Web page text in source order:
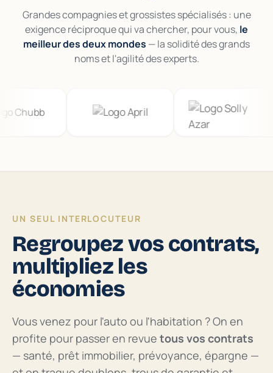
Grandes compagnies et grossistes spécialisés : une
exigence réciproque qui va chercher, pour vous, le
meilleur des deux mondes — la solidité des grands
noms et l'agilité des experts.
UN SEUL INTERLOCUTEUR
Regroupez vos contrats,
multipliez les
économies
Vous venez pour l'auto ou l'habitation ? On en
profite pour passer en revue tous vos contrats
— santé, prêt immobilier, prévoyance, épargne —